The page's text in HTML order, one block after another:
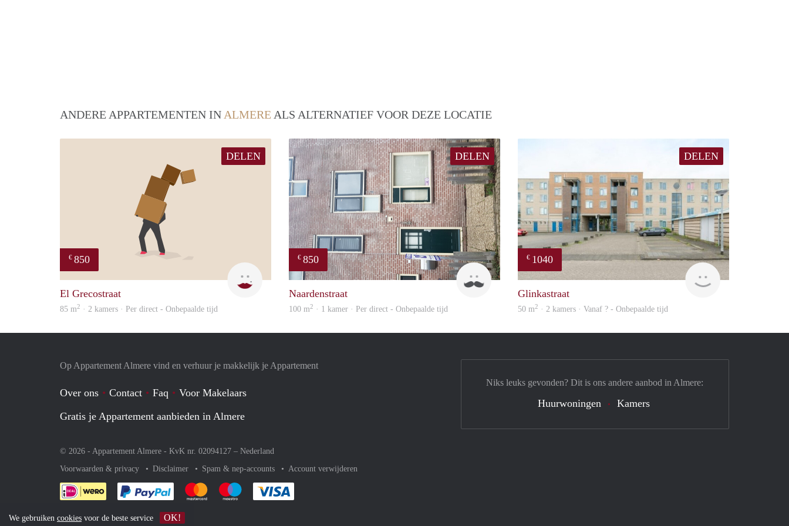
ANDERE APPARTEMENTEN IN ALMERE ALS ALTERNATIEF VOOR DEZE LOCATIE
DELEN
€ 850
El Grecostraat
85 m2 · 2 kamers · Per direct - Onbepaalde tijd
DELEN
€ 850
ViB
Naardenstraat
100 m2 · 1 kamer · Per direct - Onbepaalde tijd
DELEN
€ 1040
Glinkastraat
50 m2 · 2 kamers · Vanaf ? - Onbepaalde tijd
Op Appartement Almere vind en verhuur je makkelijk je Appartement
Over ons Contact Faq
Voor Makelaars
Gratis je Appartement aanbieden in Almere
© 2026 - Appartement Almere - KvK nr. 02094127 – Nederland
Voorwaarden & privacy
Disclaimer Spam & nep-accounts Account verwijderen
Je rekent gemakkelijk af met Paypal
Je rekent gemakkelijk af met Mastercard
Je rekent gemakkelijk af met Meastro
Niks leuks gevonden? Dit is ons andere aanbod in Almere:
Huurwoningen Kamers
We gebruiken cookies voor de beste service OK!